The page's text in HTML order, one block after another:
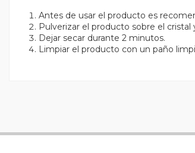
Antes de usar el producto es
Pulverizar el producto sobre el
Dejar secar durante 2 minutos.
Limpiar el producto con un paño